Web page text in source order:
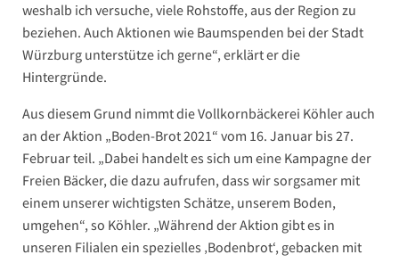
weshalb ich versuche, viele Rohstoffe, aus der Region zu
beziehen. Auch Aktionen wie Baumspenden bei der Stadt
Würzburg unterstütze ich gerne“, erklärt er die
Hintergründe.
Aus diesem Grund nimmt die Vollkornbäckerei Köhler auch
an der Aktion „Boden-Brot 2021“ vom 16. Januar bis 27.
Februar teil. „Dabei handelt es sich um eine Kampagne der
Freien Bäcker, die dazu aufrufen, dass wir sorgsamer mit
einem unserer wichtigsten Schätze, unserem Boden,
umgehen“, so Köhler. „Während der Aktion gibt es in
unseren Filialen ein spezielles ‚Bodenbrot‘, gebacken mit